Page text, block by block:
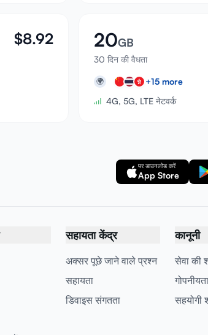
$8.92 20GB
30 दिन की वैधता
🌍 +15 more
4G, 5G, LTE नेटवर्क
पर डाउनलोड करें
App Store
सहायता केंद्र
अक्सर पूछे जाने वाले प्रश्न
सहायता
डिवाइस संगतता
कानूनी
सेवा की
सहयोगी